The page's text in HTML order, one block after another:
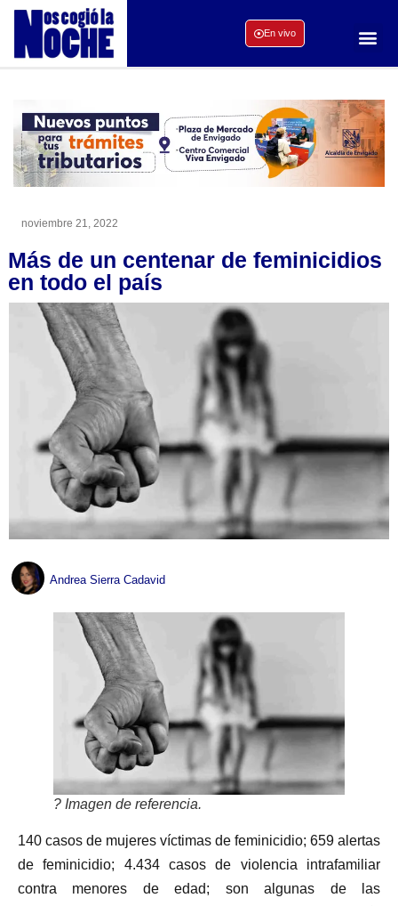
En vivo
noviembre 21, 2022
Más de un centenar de feminicidios
en todo el país
Andrea Sierra Cadavid
? Imagen de referencia.
140 casos de mujeres víctimas de feminicidio; 659 alertas
de feminicidio; 4.434 casos de violencia intrafamiliar
contra menores de edad; son algunas de las